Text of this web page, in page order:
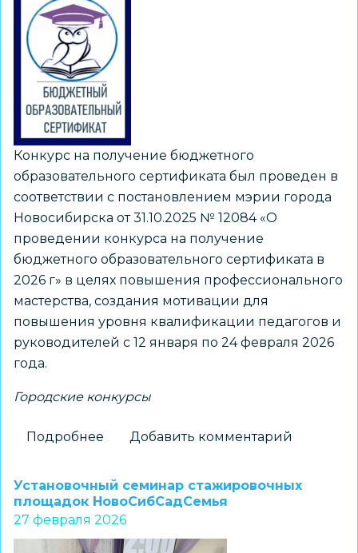
конкурса
«Воспитатель
года
города
Новосибирска»
Конкурс на получение бюджетного
образовательного сертификата был проведен в
соответствии с постановлением мэрии города
Новосибирска от 31.10.2025 № 12084 «О
проведении конкурса на получение
бюджетного образовательного сертификата в
2026 г» в целях повышения профессионального
мастерства, создания мотивации для
повышения уровня квалификации педагогов и
руководителей с 12 января по 24 февраля 2026
года.
Городские конкурсы
Подробнее
итоги
конкурса
на
получение
Добавить комментарий
Установочный семинар стажировочных
площадок НовоСибСадСемья
27 февраля 2026